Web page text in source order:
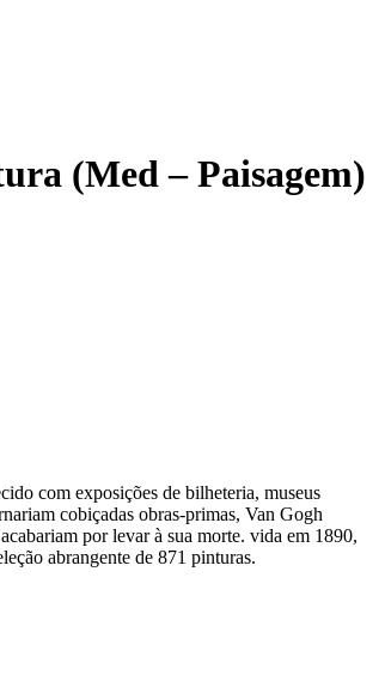
(Med – Paisagem)
com exposições de bilheteria, museus
cobiçadas obras-primas, Van Gogh
por levar à sua morte. vida em 1890,
abrangente de 871 pinturas.